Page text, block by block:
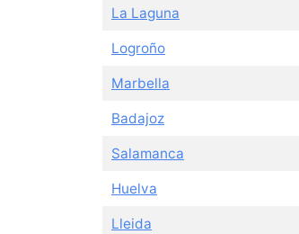
La Laguna
Logroño
Marbella
Badajoz
Salamanca
Huelva
Lleida